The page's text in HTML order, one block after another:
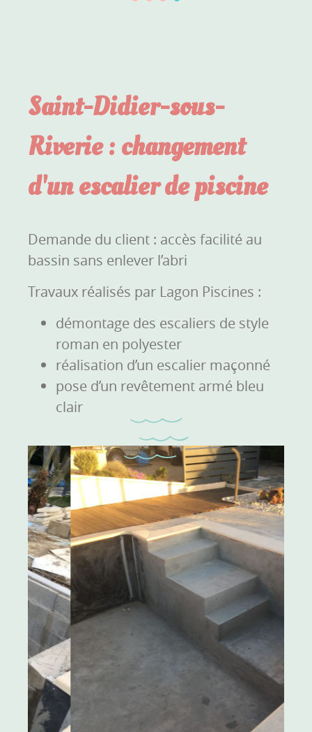
Saint-Didier-sous-
Riverie : changement
d'un escalier de piscine
Demande du client : accès facilité au
bassin sans enlever l’abri
Travaux réalisés par Lagon Piscines :
démontage des escaliers de style
roman en polyester
réalisation d’un escalier maçonné
pose d’un revêtement armé bleu
clair